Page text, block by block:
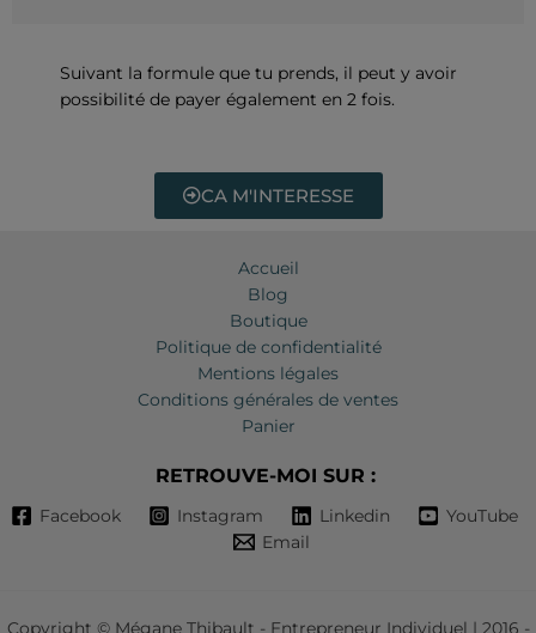
Suivant la formule que tu prends, il peut y avoir
possibilité de payer également en 2 fois.
CA M'INTERESSE
Accueil
Blog
Boutique
Politique de confidentialité
Mentions légales
Conditions générales de ventes
Panier
RETROUVE-MOI SUR :
Facebook Instagram Linkedin
YouTube
Email
Copyright © Mégane Thibault - Entrepreneur Individuel | 2016 -